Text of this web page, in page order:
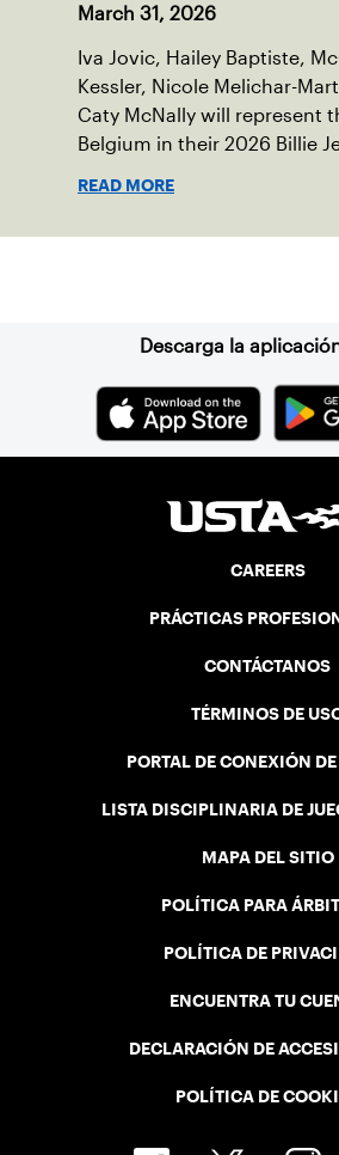
March 31, 2026
Iva Jovic, Hailey Baptiste,
Kessler, Nicole Melichar-
Caty McNally will represent
Belgium in their 2026 Billie
READ MORE
Descarga la
CAREERS
PRÁCTICAS
CONTÁCTANOS
TÉRMINOS DE
PORTAL DE CONEXIÓN
LISTA DISCIPLINARIA DE
MAPA DEL SITIO
POLÍTICA PARA
POLÍTICA DE
ENCUENTRA TU
DECLARACIÓN DE
POLÍTICA DE